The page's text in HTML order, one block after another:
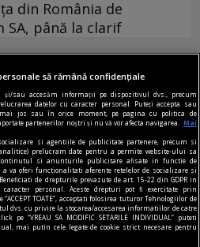
din România de
până la clarif
să rămână confidențiale
și/sau accesăm informații pe dispozitivul dvs., precum
datelor cu caracter personal. Puteți accepta sau
jos sau în orice moment, pe pagina cu politica de
partenerilor noștri și nu vă vor afecta navigarea.
Mai
si agentiile de publicitate partenere, precum si
prelucram date pentru a permite website-ului sa
si anunturile publicitare afisate in functie de
va oferi functionalitati aferente retelelor de socializare si
de drepturile prevazute de art. 15-22 din GDPR in
personal. Aceste drepturi pot fi exercitate prin
“ACCEPT TOATE”, acceptati folosirea tuturor Tehnologiilor de
dvs. cu privire la stocarea/accesarea informatiilor de catre
pe “VREAU SA MODIFIC SETARILE INDIVIDUAL” puteti
mai putin cele legate de cookie strict necesare pentru